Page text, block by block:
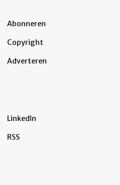
Abonneren
Copyright
Adverteren
LinkedIn
RSS